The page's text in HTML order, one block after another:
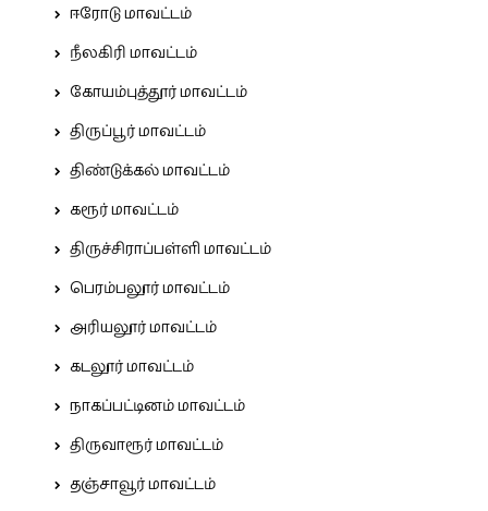
ஈரோடு மாவட்டம்
நீலகிரி மாவட்டம்
கோயம்புத்தூர் மாவட்டம்
திருப்பூர் மாவட்டம்
திண்டுக்கல் மாவட்டம்
கரூர் மாவட்டம்
திருச்சிராப்பள்ளி மாவட்டம்
பெரம்பலூர் மாவட்டம்
அரியலூர் மாவட்டம்
கடலூர் மாவட்டம்
நாகப்பட்டினம் மாவட்டம்
திருவாரூர் மாவட்டம்
தஞ்சாவூர் மாவட்டம்